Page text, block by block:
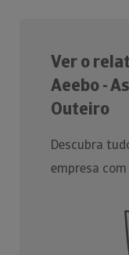
Ver o
Aeebo -
Outeiro
Descubra
empresa